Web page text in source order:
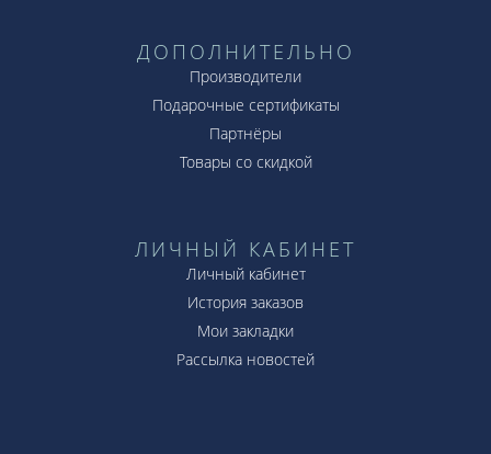
ДОПОЛНИТЕЛЬНО
Производители
Подарочные сертификаты
Партнёры
Товары со скидкой
ЛИЧНЫЙ КАБИНЕТ
Личный кабинет
История заказов
Мои закладки
Рассылка новостей